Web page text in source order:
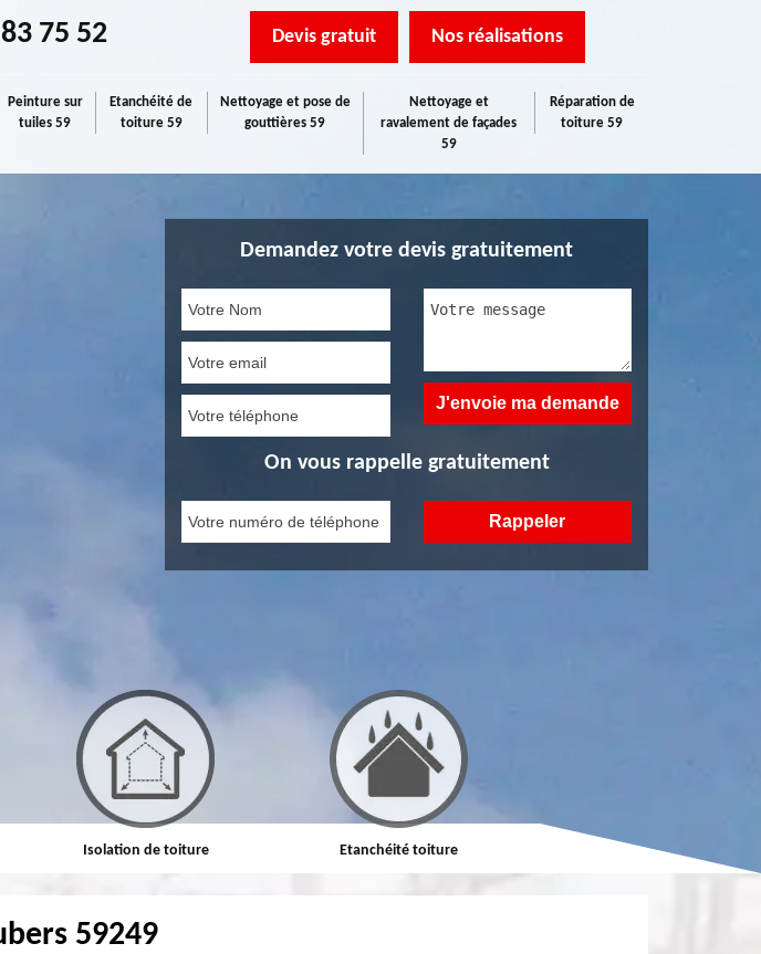
75 52 Devis gratuit Nos réalisations
Peinture sur
tuiles 59
Etanchéité de
toiture 59
Nettoyage et pose de
gouttières 59
Nettoyage et
ravalement de façades
59
Réparation de
toiture 59
Demandez votre devis gratuitement
On vous rappelle gratuitement
toiture Etanchéité toiture Réparation de toiture Nettoyage
59249